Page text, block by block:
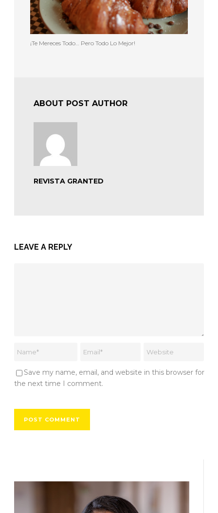
¡Te Mereces Todo… Pero Todo Lo Mejor!
ABOUT POST AUTHOR
REVISTA GRANTED
LEAVE A REPLY
Save my name, email, and website in this browser for
the next time I comment.